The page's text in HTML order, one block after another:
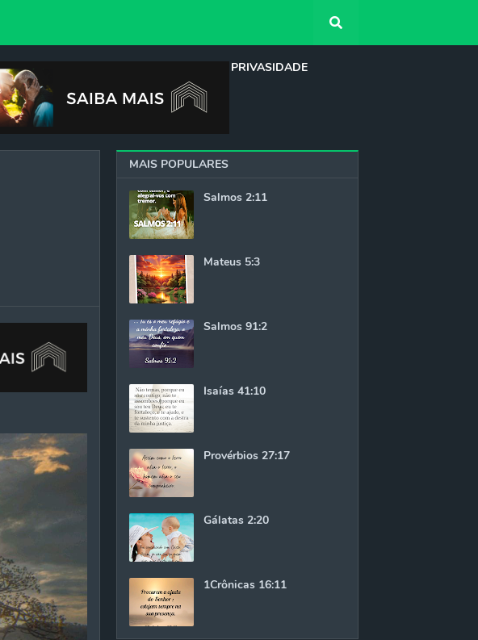
CRISES DO FIM PRIVASIDADE
MAIS POPULARES
Salmos 2:11
Mateus 5:3
Salmos 91:2
Isaías 41:10
Provérbios 27:17
Gálatas 2:20
1Crônicas 16:11